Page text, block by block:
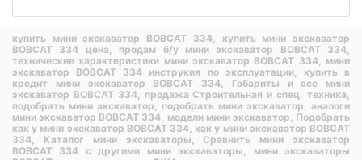
купить мини экскаватор BOBCAT 334, купить мини экскаватор
BOBCAT 334 цена, продам б/у мини экскаватор BOBCAT 334,
технические характеристики мини экскаватор BOBCAT 334, мини
экскаватор BOBCAT 334 инструкия по эксплуатации, купить в
кредит мини экскаватор BOBCAT 334, Габариты и вес мини
экскаватор BOBCAT 334, продажа Строительная и спец. техника,
подобрать мини экскаватор, подобрать мини экскаватор, аналоги
мини экскаватор BOBCAT 334, модели мини экскаватор, Подобрать
как у мини экскаватор BOBCAT 334, как у мини экскаватор BOBCAT
334, Каталог мини экскаваторы, Сравнить мини экскаватор
BOBCAT 334 с другими мини экскаваторы, мини экскаваторы